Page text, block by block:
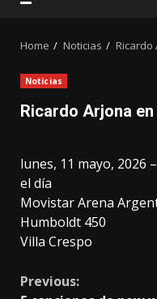
Home Noticias Ricardo
Noticias
Ricardo Arjona
lunes, 11 mayo, 2026
el día
Movistar Arena
Humboldt 450
Villa Crespo
Continue
Previous: